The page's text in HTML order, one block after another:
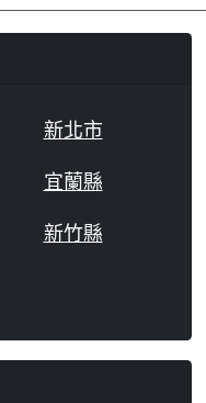
新北市
宜蘭縣
新竹縣